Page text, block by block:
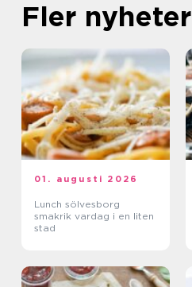
Fler nyheter
01. augusti 2026
Lunch sölvesborg
smakrik vardag i en liten
stad